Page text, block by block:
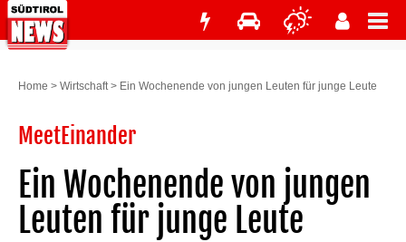
Home > Wirtschaft> Ein Wochenende von jungen Leuten für junge Leute
MeetEinander
Ein Wochenende von jungen
Leuten für junge Leute